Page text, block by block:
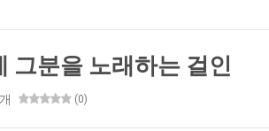
그분을 노래하는 걸인
개 (0)